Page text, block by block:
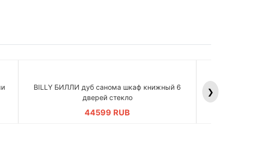
BILLY БИЛЛИ дуб санома шкаф книжный 6
дверей стекло
44599 RUB
BILLY БИЛЛИ
❯